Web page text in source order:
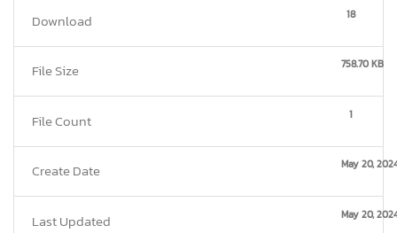
Download 18
File Size 758.70 KB
File Count 1
Create Date May 20,
Last Updated May 20,